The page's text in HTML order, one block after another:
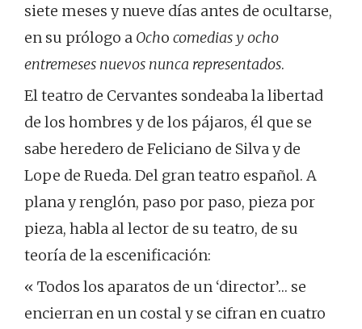
siete meses y nueve días antes de ocultarse,
en su prólogo a Ocho comedias y ocho
entremeses nuevos nunca representados.
El teatro de Cervantes sondeaba la libertad
de los hombres y de los pájaros, él que se
sabe heredero de Feliciano de Silva y de
Lope de Rueda. Del gran teatro español. A
plana y renglón, paso por paso, pieza por
pieza, habla al lector de su teatro, de su
teoría de la escenificación:
« Todos los aparatos de un ‘director’… se
encierran en un costal y se cifran en cuatro